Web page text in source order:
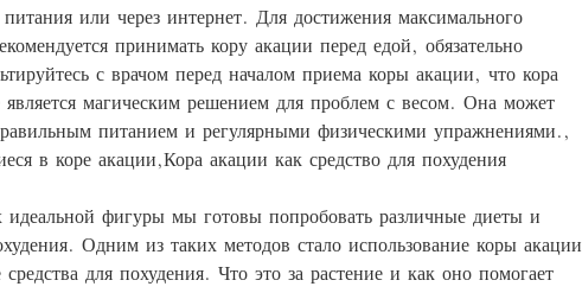
питания или через интернет. Для достижения максимального
принимать кору акации перед едой, обязательно
с врачом перед началом приема коры акации, что кора
является магическим решением для проблем с весом. Она может
питанием и регулярными физическими упражнениями.,
в коре акации,Кора акации как средство для похудения
идеальной фигуры мы готовы попробовать различные диеты и
Одним из таких методов стало использование коры акации
средства для похудения. Что это за растение и как оно помогает